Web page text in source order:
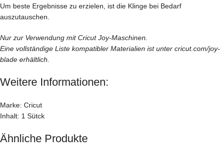
Um beste Ergebnisse zu erzielen, ist die Klinge bei Bedarf
auszutauschen.
Nur zur Verwendung mit Cricut Joy-Maschinen.
Eine vollständige Liste kompatibler Materialien ist unter cricut.com/joy-
blade erhältlich.
Weitere Informationen:
Marke: Cricut
Inhalt: 1 Sütck
Ähnliche Produkte